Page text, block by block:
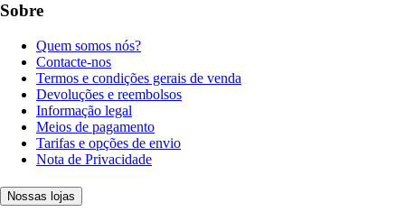
Sobre
Quem somos nós?
Contacte-nos
Termos e condições gerais de venda
Devoluções e reembolsos
Informação legal
Meios de pagamento
Tarifas e opções de envio
Nota de Privacidade
Nossas lojas